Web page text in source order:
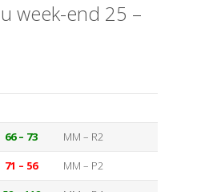
week-end 25 –
66 – 73
MM – R2
71 – 56
MM – P2